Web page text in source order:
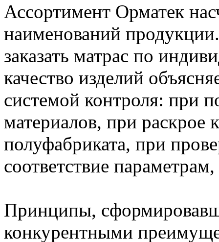
Ассортимент Орматек
наименований
заказать матрас по
качество изделий
системой контроля: при
материалов, при
полуфабриката, при
соответствие
Принципы,
конкурентными